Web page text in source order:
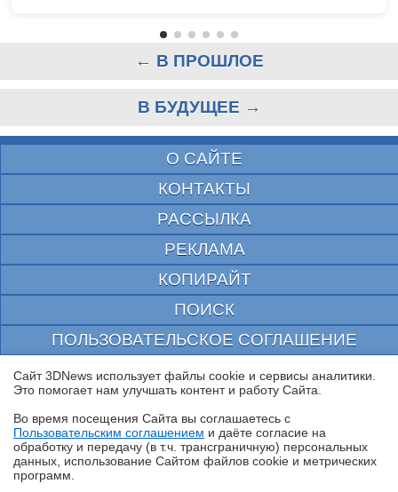
← В ПРОШЛОЕ
В БУДУЩЕЕ →
О САЙТЕ
КОНТАКТЫ
РАССЫЛКА
РЕКЛАМА
КОПИРАЙТ
ПОИСК
ПОЛЬЗОВАТЕЛЬСКОЕ СОГЛАШЕНИЕ
ЗАЩИЩЕНО CURATOR
© 1997—2026 Электронное периодическое издание "3ДНьюс" | Свидетельство о
выдано Федеральной Службой по надзору за соблюдением законодательства в сфере
массовых коммуникаций и охране культурного наследия
При цитировании документа ссылка на сайт с указанием автора обязательна. Полное
заимствование документа является нарушением
российского и международного законодательства и возможно только с согласия
Сайт 3DNews использует файлы cookie и сервисы аналитики.
Это помогает нам улучшать контент и работу Cайта.
Во время посещения Cайта вы соглашаетесь с
Пользовательским соглашением и даёте согласие на
обработку и передачу (в т.ч. трансграничную) персональных
данных, использование Cайтом файлов cookie и метрических
программ.